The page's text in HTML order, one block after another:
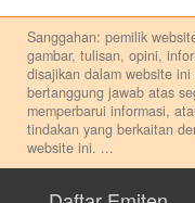
Sanggahan: pemilik
gambar, tulisan, opini,
disajikan dalam website
bertanggung jawab atas
memperbarui informasi,
tindakan yang berkaitan
website ini. ...
pribadi. Kami tidak